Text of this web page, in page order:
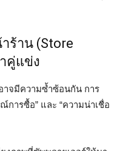
ร้าน (Store
คู่แข่ง
าจมีความซ้ำซ้อนกัน การ
การซื้อ” และ “ความน่าเชื่อ